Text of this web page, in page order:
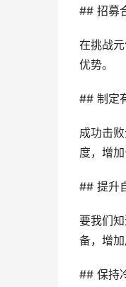
## 招募
在挑战
优势。
## 制定
成功击
度，增加
## 提升
要我们
备，增
## 保持